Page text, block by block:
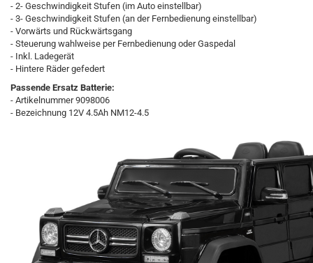
- 2- Geschwindigkeit Stufen (im Auto einstellbar)
- 3- Geschwindigkeit Stufen (an der Fernbedienung einstellbar)
- Vorwärts und Rückwärtsgang
- Steuerung wahlweise per Fernbedienung oder Gaspedal
- Inkl. Ladegerät
- Hintere Räder gefedert
Passende Ersatz Batterie:
- Artikelnummer 9098006
- Bezeichnung 12V 4.5Ah NM12-4.5